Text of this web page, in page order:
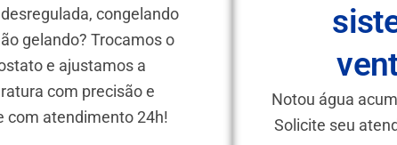
congelando
gelando? Trocamos o
e ajustamos a
com precisão e
com atendimento 24h!
Notou água
Solicite seu